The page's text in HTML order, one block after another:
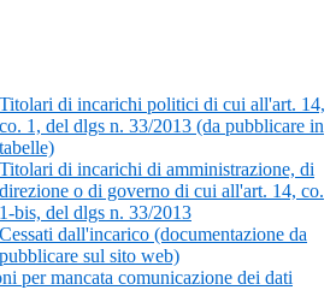
Titolari di incarichi politici di cui all'art. 14,
co. 1, del dlgs n. 33/2013 (da pubblicare in
tabelle)
Titolari di incarichi di amministrazione, di
direzione o di governo di cui all'art. 14, co.
1-bis, del dlgs n. 33/2013
Cessati dall'incarico (documentazione da
pubblicare sul sito web)
per mancata comunicazione dei dati